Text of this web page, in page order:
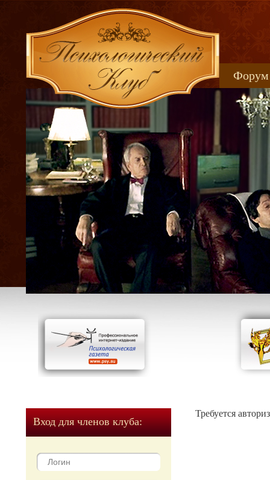
Форум
Вход для членов клуба:
Требуется